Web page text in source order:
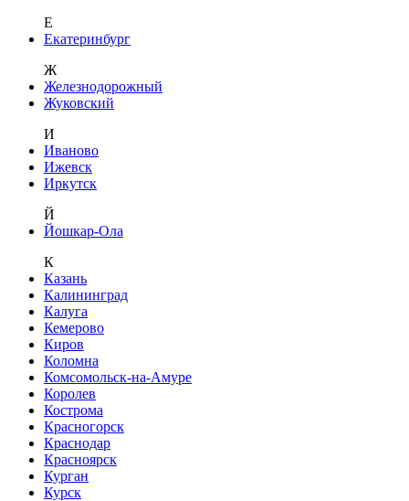
Е
Екатеринбург
Ж
Железнодорожный
Жуковский
И
Иваново
Ижевск
Иркутск
Й
Йошкар-Ола
К
Казань
Калининград
Калуга
Кемерово
Киров
Коломна
Комсомольск-на-Амуре
Королев
Кострома
Красногорск
Краснодар
Красноярск
Курган
Курск